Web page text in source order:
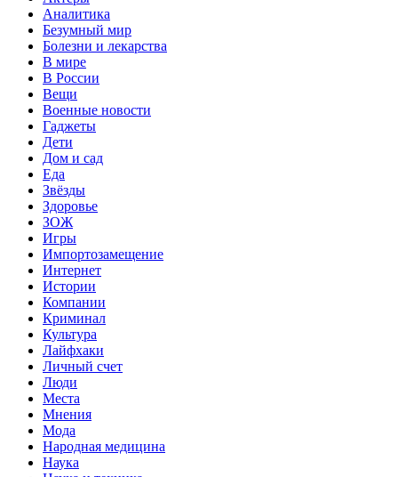
Аналитика
Безумный мир
Болезни и лекарства
В мире
В России
Вещи
Военные новости
Гаджеты
Дети
Дом и сад
Еда
Звёзды
Здоровье
ЗОЖ
Игры
Импортозамещение
Интернет
Истории
Компании
Криминал
Культура
Лайфхаки
Личный счет
Люди
Места
Мнения
Мода
Народная медицина
Наука